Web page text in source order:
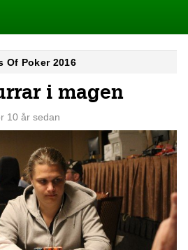
Of Poker 2016
i magen
10 år sedan